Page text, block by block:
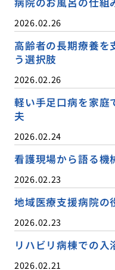
2026.02.26
高齢者の長期療養を
う選択肢
2026.02.26
軽い手足口病を家庭
夫
2026.02.24
看護現場から語る機
2026.02.23
地域医療支援病院の
2026.02.23
リハビリ病棟での入
2026.02.21